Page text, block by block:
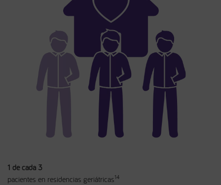
1 de cada 3
pacientes en residencias geriátricas14